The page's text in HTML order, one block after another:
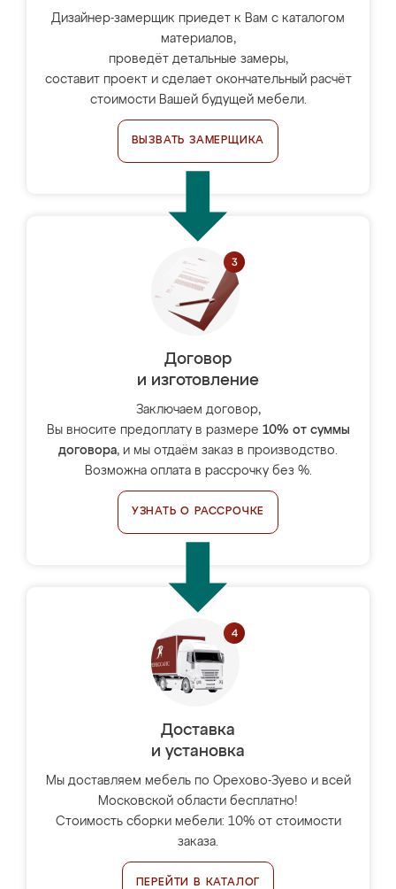
Дизайнер-замерщик приедет к Вам с каталогом
материалов,
проведёт детальные замеры,
составит проект и сделает окончательный расчёт
стоимости Вашей будущей мебели.
ВЫЗВАТЬ ЗАМЕРЩИКА
Договор
и изготовление
Заключаем договор,
Вы вносите предоплату в размере 10% от суммы
договора, и мы отдаём заказ в производство.
Возможна оплата в рассрочку без %.
УЗНАТЬ О РАССРОЧКЕ
Доставка
и установка
Мы доставляем мебель по Орехово-Зуево и всей
Московской области бесплатно!
Стоимость сборки мебели: 10% от стоимости
заказа.
ПЕРЕЙТИ В КАТАЛОГ